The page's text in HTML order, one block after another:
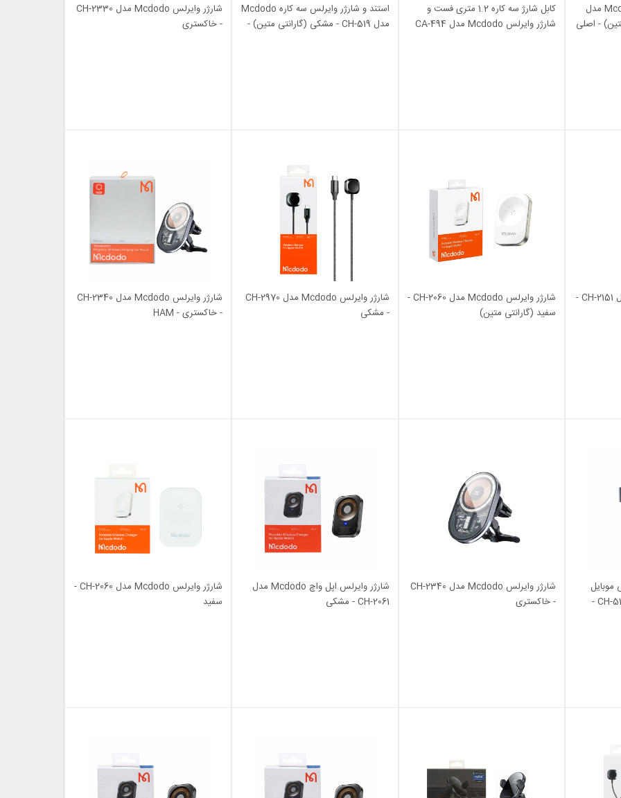
شارژر وایرلس سه کاره Mcdodo مدل
کابل شارژ سه کاره 1.2 متری فست و
شارژر وایرلس Mcdodo مدل CA-494
استند و شارژر وایرلس سه کاره Mcdodo
مدل CH-519 - مشکی (گارانتی متین) -
شارژر وایرلس Mcdodo مدل CH-2330
- خاکستری
شارژر وایرلس Mcdodo مدل CH-2151 -
شارژر وایرلس Mcdodo مدل CH-2060 -
سفید (گارانتی متین)
شارژر وایرلس Mcdodo مدل CH-2970
- مشکی
شارژر وایرلس Mcdodo مدل CH-2340
- خاکستری - HAM
دریچه ای Mcdodo مدل CH-5181 -
شارژر وایرلس Mcdodo مدل CH-2340
- خاکستری
شارژر وایرلس اپل واچ Mcdodo مدل
CH-2061 - مشکی
شارژر وایرلس Mcdodo مدل CH-2060 -
سفید